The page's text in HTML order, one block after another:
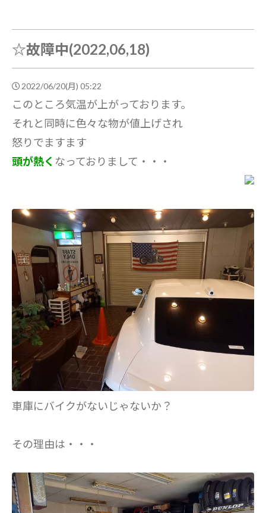
☆故障中(2022,06,18)
2022/06/20(月) 05:22
このところ気温が上がっております。
それと同時に色々な物が値上げされ
怒りでますます
頭が熱く なっておりまして・・・
車庫にバイクがないじゃないか？
その理由は・・・